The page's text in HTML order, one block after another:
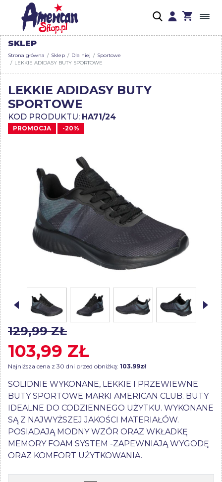
SKLEP
Strona główna Sklep Dla niej
Sportowe
LEKKIE ADIDASY BUTY SPORTOWE
LEKKIE ADIDASY BUTY
SPORTOWE
KOD PRODUKTU: HA71/24
PROMOCJA -20%
129,99 ZŁ
103,99 ZŁ
Najniższa cena z 30 dni przed obniżką: 103.99zł
SOLIDNIE WYKONANE, LEKKIE I PRZEWIEWNE
BUTY SPORTOWE MARKI AMERICAN CLUB. BUTY
IDEALNE DO CODZIENNEGO UŻYTKU. WYKONANE
SĄ Z NAJWYŻSZEJ JAKOŚCI MATERIAŁÓW.
POSIADAJĄ MODNY WZÓR ORAZ WKŁADKĘ
MEMORY FOAM SYSTEM -ZAPEWNIAJĄ WYGODĘ
ORAZ KOMFORT UŻYTKOWANIA.